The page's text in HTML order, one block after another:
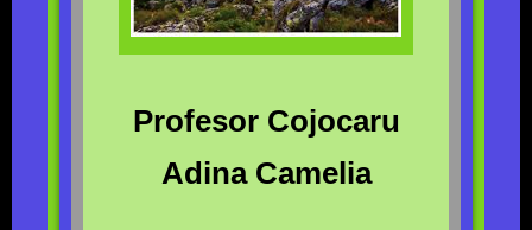
Profesor Cojocaru
Adina Camelia